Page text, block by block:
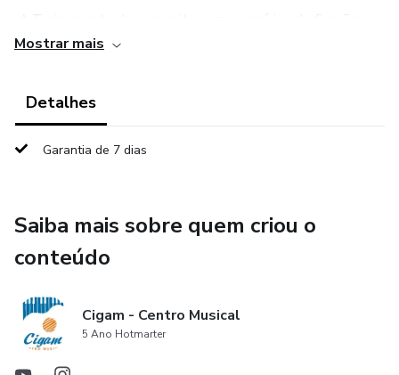
escalas maiores, armaduras de clave, intervalos e muito
Mostrar mais
Detalhes
Garantia de 7 dias
Saiba mais sobre quem criou o
conteúdo
Cigam - Centro Musical
5 Ano Hotmarter